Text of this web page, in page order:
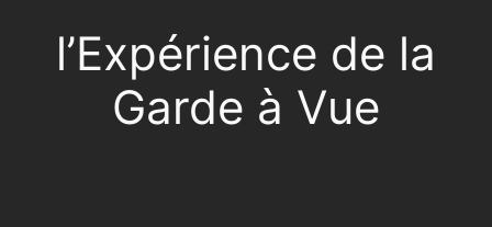
l’Expérience de la
Garde à Vue